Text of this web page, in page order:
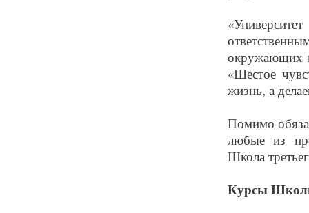
окружающих
«Шестое
жизнь, а
Помимо
любые из
Школа
Курсы